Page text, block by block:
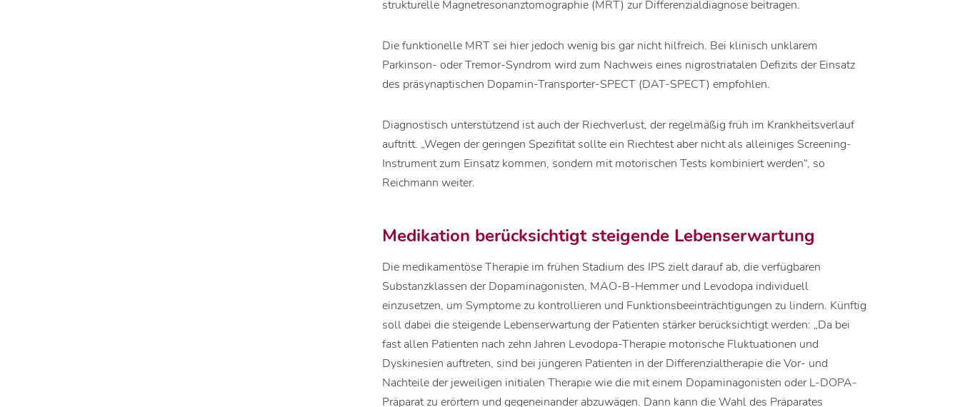
strukturelle Magnetresonanztomographie (MRT) zur Differenzialdiagnose beitragen.
Die funktionelle MRT sei hier jedoch wenig bis gar nicht hilfreich. Bei klinisch unklarem
Parkinson- oder Tremor-Syndrom wird zum Nachweis eines nigrostriatalen Defizits der Einsatz
des präsynaptischen Dopamin-Transporter-SPECT (DAT-SPECT) empfohlen.
Diagnostisch unterstützend ist auch der Riechverlust, der regelmäßig früh im Krankheitsverlauf
auftritt. „Wegen der geringen Spezifität sollte ein Riechtest aber nicht als alleiniges Screening-
Instrument zum Einsatz kommen, sondern mit motorischen Tests kombiniert werden“, so
Reichmann weiter.
Medikation berücksichtigt steigende Lebenserwartung
Die medikamentöse Therapie im frühen Stadium des IPS zielt darauf ab, die verfügbaren
Substanzklassen der Dopaminagonisten, MAO-B-Hemmer und Levodopa individuell
einzusetzen, um Symptome zu kontrollieren und Funktionsbeeinträchtigungen zu lindern. Künftig
soll dabei die steigende Lebenserwartung der Patienten stärker berücksichtigt werden: „Da bei
fast allen Patienten nach zehn Jahren Levodopa-Therapie motorische Fluktuationen und
Dyskinesien auftreten, sind bei jüngeren Patienten in der Differenzialtherapie die Vor- und
Nachteile der jeweiligen initialen Therapie wie die mit einem Dopaminagonisten oder L-DOPA-
Präparat zu erörtern und gegeneinander abzuwägen. Dann kann die Wahl des Präparates